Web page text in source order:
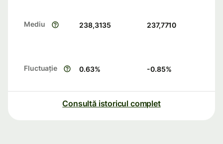
Mediu 238,3135 237,7710
Fluctuație 0.63% -0.85%
Consultă istoricul complet